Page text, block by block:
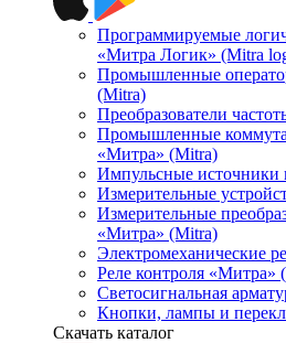
Программируемые
«Митра Логик» (Mitra
Промышленные
(Mitra)
Преобразователи
Промышленные
«Митра» (Mitra)
Импульсные источники
Измерительные
Измерительные
«Митра» (Mitra)
Электромеханические
Реле контроля «Митра»
Светосигнальная
Кнопки, лампы и
Скачать каталог